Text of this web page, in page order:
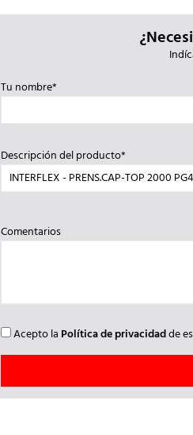
Tu nombre*
Descripción del producto*
Comentarios
Acepto la Política de privacidadde